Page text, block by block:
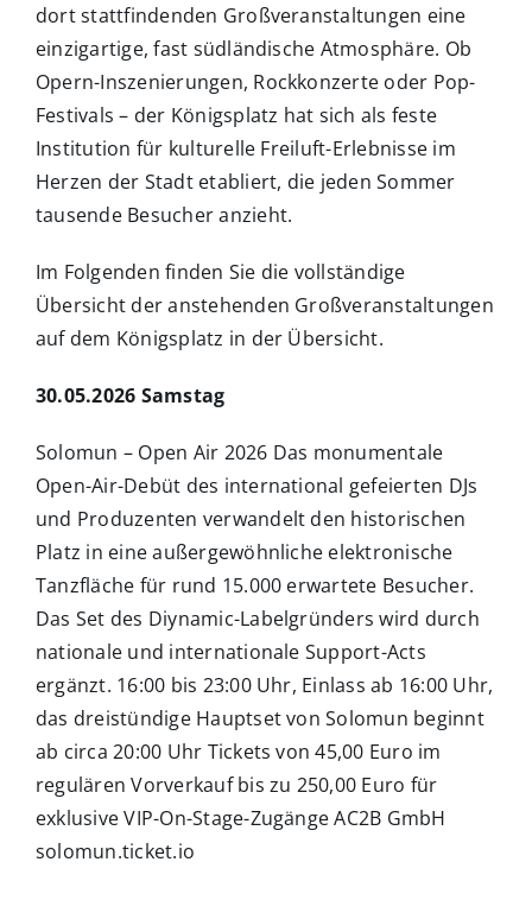
dort stattfindenden Großveranstaltungen eine
einzigartige, fast südländische Atmosphäre. Ob
Opern-Inszenierungen, Rockkonzerte oder Pop-
Festivals – der Königsplatz hat sich als feste
Institution für kulturelle Freiluft-Erlebnisse im
Herzen der Stadt etabliert, die jeden Sommer
tausende Besucher anzieht.
Im Folgenden finden Sie die vollständige
Übersicht der anstehenden Großveranstaltungen
auf dem Königsplatz in der Übersicht.
30.05.2026 Samstag
Solomun – Open Air 2026 Das monumentale
Open-Air-Debüt des international gefeierten DJs
und Produzenten verwandelt den historischen
Platz in eine außergewöhnliche elektronische
Tanzfläche für rund 15.000 erwartete Besucher.
Das Set des Diynamic-Labelgründers wird durch
nationale und internationale Support-Acts
ergänzt. 16:00 bis 23:00 Uhr, Einlass ab 16:00 Uhr,
das dreistündige Hauptset von Solomun beginnt
ab circa 20:00 Uhr Tickets von 45,00 Euro im
regulären Vorverkauf bis zu 250,00 Euro für
exklusive VIP-On-Stage-Zugänge AC2B GmbH
solomun.ticket.io